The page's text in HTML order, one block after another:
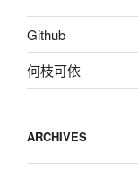
Github
何枝可依
ARCHIVES